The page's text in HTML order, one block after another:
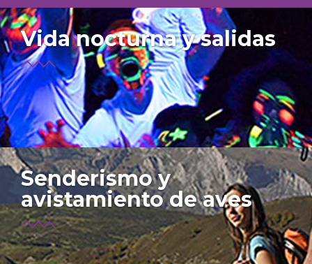
Vida nocturna y salidas
Senderismo y
avistamiento de aves